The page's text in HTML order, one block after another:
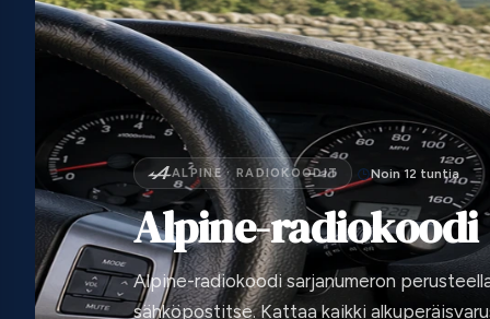
ALPINE · RADIOKOODIT Noin 12 tuntia
Alpine-radiokoodi
Alpine-radiokoodi sarjanumeron
sähköpostitse. Kattaa kaikki